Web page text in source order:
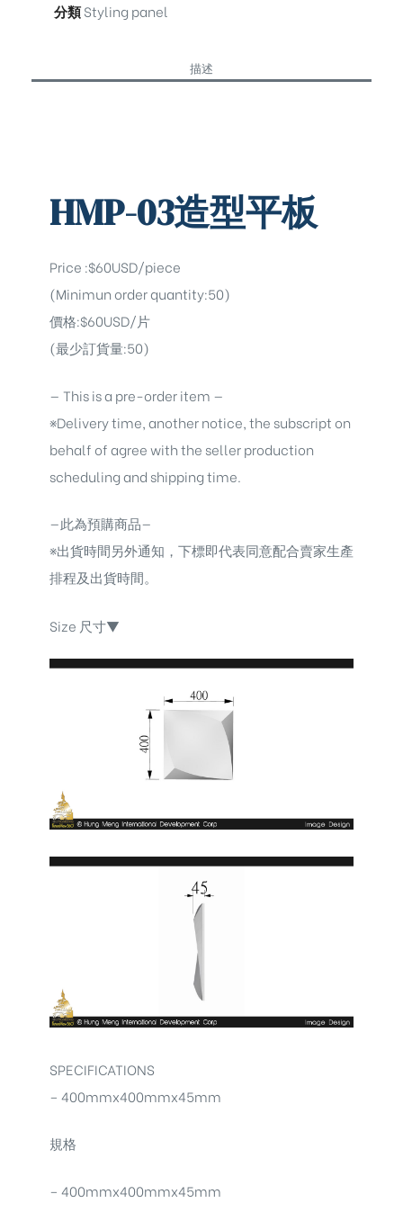
分類Styling panel
描述
HMP-03造型平板
Price :$60USD/piece
(Minimun order quantity:50)
價格:$60USD/片
(最少訂貨量:50)
— This is a pre-order item —
※Delivery time, another notice, the subscript on
behalf of agree with the seller production
scheduling and shipping time.
—此為預購商品—
※出貨時間另外通知，下標即代表同意配合賣家生產
排程及出貨時間。
Size 尺寸▼
SPECIFICATIONS
– 400mmx400mmx45mm
規格
– 400mmx400mmx45mm